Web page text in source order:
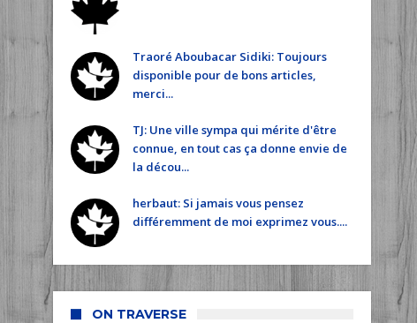
Traoré Aboubacar Sidiki: Toujours
disponible pour de bons articles,
merci...
TJ: Une ville sympa qui mérite d'être
connue, en tout cas ça donne envie de
la décou...
herbaut: Si jamais vous pensez
différemment de moi exprimez vous....
ON TRAVERSE